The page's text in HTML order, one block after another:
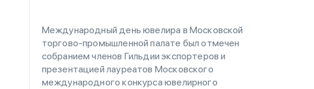
Международный день ювелира в Московской
торгово-промышленной палате был отмечен
собранием членов Гильдии экспортеров и
презентацией лауреатов Московского
международного конкурса ювелирного